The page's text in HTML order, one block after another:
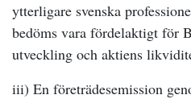
ytterligare svenska
bedöms vara fördelaktigt för
utveckling och aktiens
iii) En företrädesemission